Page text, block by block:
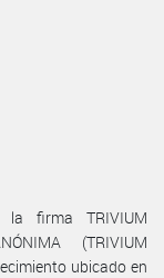
la firma TRIVIUM
(TRIVIUM
ubicado en